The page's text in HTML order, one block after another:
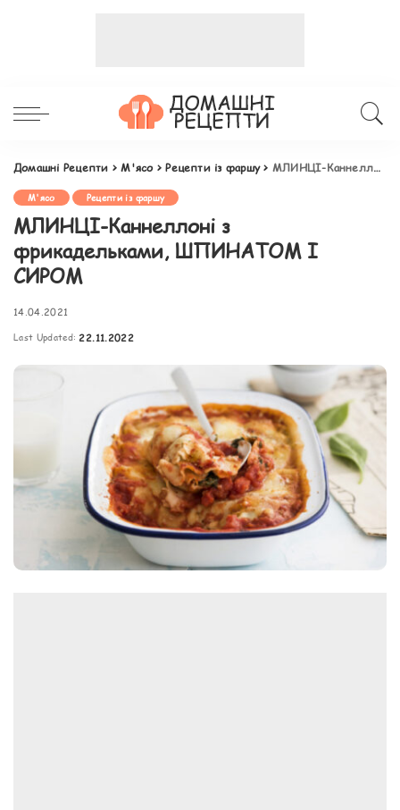
Домашні Рецепти >М'ясо>Рецепти із фаршу> МЛИНЦІ-Каннеллоні з фрикадельками, ШПИНАТОМ І СИРОМ
М'ясо Рецепти із фаршу
МЛИНЦІ-Каннеллоні з
фрикадельками, ШПИНАТОМ І
СИРОМ
14.04.2021
Last Updated: 22.11.2022